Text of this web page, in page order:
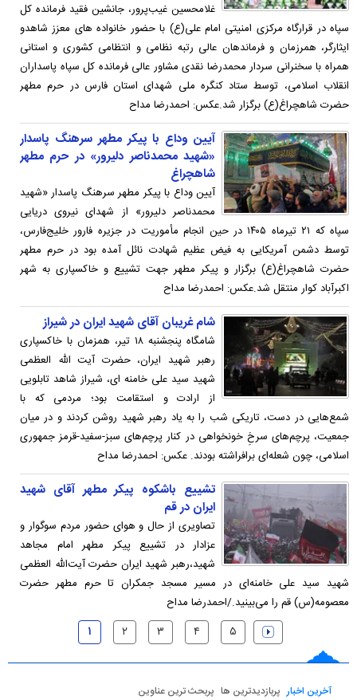
غلامحسین غیب‌پرور، جانشین فقید فرمانده کل
سپاه در قرارگاه مرکزی امنیتی امام علی(ع) با حضور خانواده های معزز شاهدو
ایثارگر، همرزمان و فرماندهان عالی رتبه نظامی و انتظامی کشوری و استانی
همراه با سخنرانی سردار محمدرضا نقدی مشاور عالی فرمانده کل سپاه پاسداران
انقلاب اسلامی، توسط ستاد کنگره ملی شهدای استان فارس در حرم مطهر
حضرت شاهچراغ(ع) برگزار شد.عکس: احمدرضا مداح
آیین وداع با پیکر مطهر سرهنگ پاسدار
«شهید محمدناصر دلیرور» در حرم مطهر
شاهچراغ
آیین وداع با پیکر مطهر سرهنگ پاسدار «شهید
محمدناصر دلیرور» از شهدای نیروی دریایی
سپاه که‌ ۲۱ تیرماه ۱۴۰۵ در حین انجام مأموریت در جزیره فارور خلیج‌فارس،
توسط دشمن آمریکایی به فیض عظیم شهادت نائل آمده بود در حرم مطهر
حضرت شاهچراغ(ع) برگزار و پیکر مطهر جهت تشییع و خاکسپاری به شهر
اکبرآباد کوار منتقل شد.عکس: احمدرضا مداح
شام غریبان آقای شهید ایران در شیراز
شامگاه پنجشنبه ۱۸ تیر، همزمان با خاکسپاری
رهبر شهید ایران، حضرت آیت الله العظمی
شهید سید علی خامنه ای، شیراز شاهد تابلویی
از ارادت و استقامت بود؛ مردمی که با
شمع‌هایی در دست، تاریکی شب را به یاد رهبر شهید روشن کردند و در میان
جمعیت، پرچم‌های سرخِ خونخواهی در کنار پرچم‌های سبز-سفید-قرمز جمهوری
اسلامی، چون شعله‌ای برافراشته بودند. عکس: احمدرضا مداح
تشییع باشکوه پیکر مطهر آقای شهید
ایران در قم
تصاویری از حال و هوای حضور مردم سوگوار و
عزادار در تشییع پیکر مطهر امام مجاهد
شهید،رهبر شهید ایران حضرت آیت‌الله العظمی
شهید سید علی خامنه‌ای در مسیر مسجد جمکران تا حرم مطهر حضرت
معصومه(س) قم را می‌بینید./احمدرضا مداح
۱ ۲ ۳ ۴ ۵
آخرین اخبار پربازدیدترین ها پربحث ترین عناوین